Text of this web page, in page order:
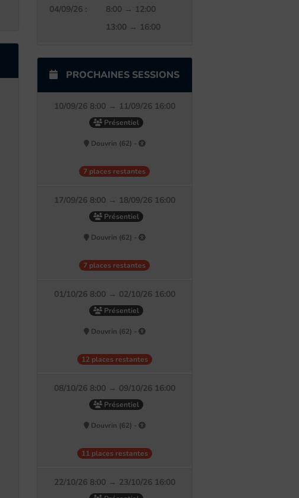
04/09/26 :
8:00 → 12:00
13:00 → 16:00
PROCHAINES SESSIONS
10/09/26 8:00 → 11/09/26 16:00
Présentiel
Douvrin (62) -
7 places restantes
17/09/26 8:00 → 18/09/26 16:00
Présentiel
Douvrin (62) -
7 places restantes
01/10/26 8:00 → 02/10/26 16:00
Présentiel
Douvrin (62) -
12 places restantes
08/10/26 8:00 → 09/10/26 16:00
Présentiel
Douvrin (62) -
11 places restantes
22/10/26 8:00 → 23/10/26 16:00